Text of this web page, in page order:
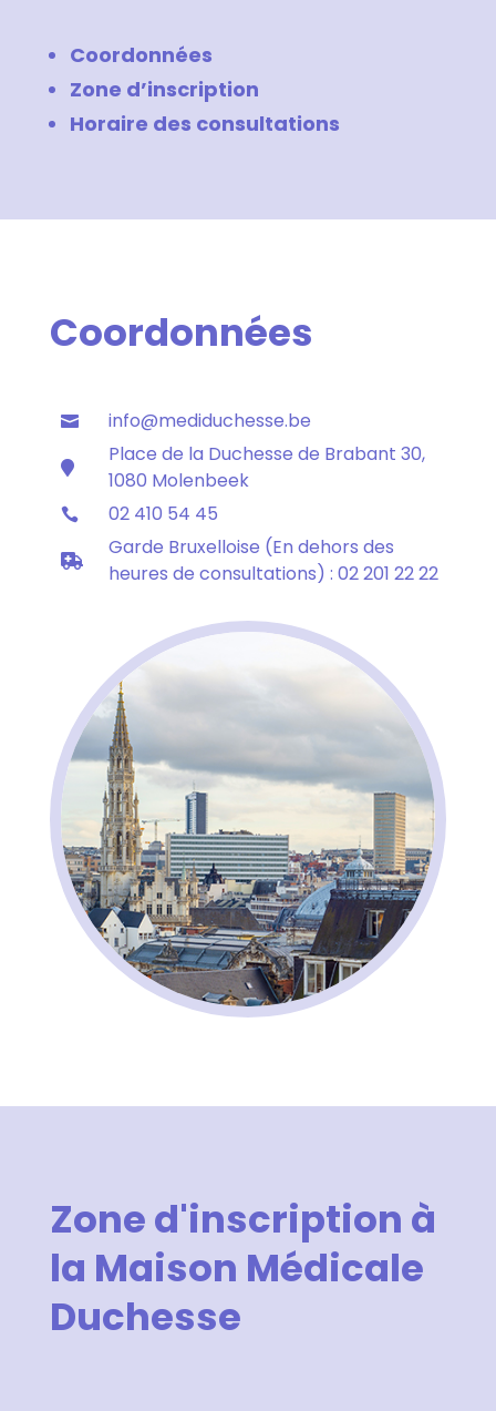
Coordonnées
Zone d’inscription
Horaire des consultations
Coordonnées
 info@mediduchesse.be

Place de la Duchesse de Brabant 30,
1080 Molenbeek
 02 410 54 45

Garde Bruxelloise (En dehors des
heures de consultations) : 02 201 22 22
Zone d'inscription à
la Maison Médicale
Duchesse